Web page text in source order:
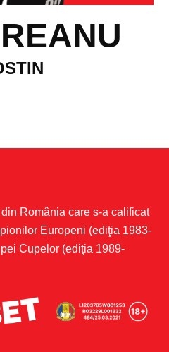
România care s-a calificat
Europeni (ediţia 1983-
Cupelor (ediţia 1989-